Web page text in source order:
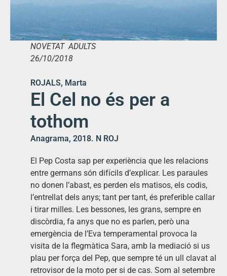
NOVETAT ADULTS
26/10/2018
ROJALS, Marta
El Cel no és per a
tothom
Anagrama, 2018. N ROJ
El Pep Costa sap per experiència que les relacions
entre germans són difícils d’explicar. Les paraules
no donen l’abast, es perden els matisos, els codis,
l’entrellat dels anys; tant per tant, és preferible callar
i tirar milles. Les bessones, les grans, sempre en
discòrdia, fa anys que no es parlen, però una
emergència de l’Eva temperamental provoca la
visita de la flegmàtica Sara, amb la mediació si us
plau per força del Pep, que sempre té un ull clavat al
retrovisor de la moto per si de cas. Som al setembre